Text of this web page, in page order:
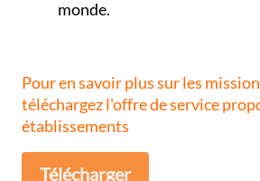
monde.
Pour en savoir plus sur les
téléchargez l'offre de service
établissements
Télécharger